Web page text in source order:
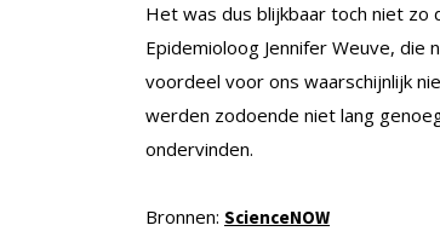
Het was dus blijkbaar toch niet zo
Epidemioloog Jennifer Weuve,
voordeel voor ons waarschijnlijk
werden zodoende niet lang
ondervinden.
Bronnen: ScienceNOW